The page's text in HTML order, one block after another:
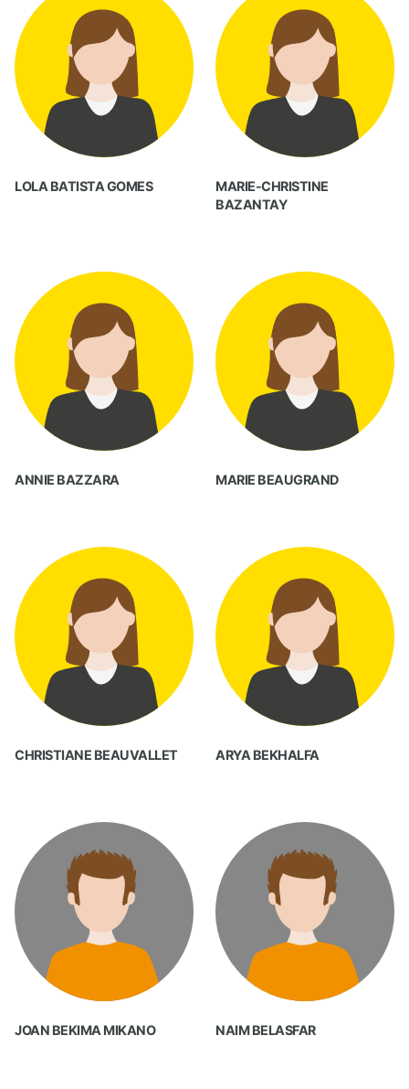
LOLA BATISTA GOMES
MARIE-CHRISTINE
BAZANTAY
ANNIE BAZZARA MARIE BEAUGRAND
CHRISTIANE BEAUVALLET ARYA BEKHALFA
JOAN BEKIMA MIKANO NAIM BELASFAR